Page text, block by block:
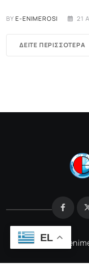
BYE-ENIMEROSI 21
ΔΕΊΤΕ ΠΕΡΙΣΣΌΤΕΡΑ
@2026 e-
EL